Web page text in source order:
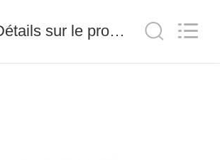
Détails sur le produit